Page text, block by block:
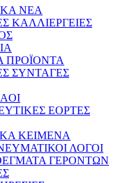
ΝΕΑ
ΚΑΛΛΙΕΡΓΕΙΕΣ
ΠΡΟΪΟΝΤΑ
ΣΥΝΤΑΓΕΣ
ΕΟΡΤΕΣ
ΚΕΙΜΕΝΑ
ΛΟΓΟΙ
ΓΕΡΟΝΤΩΝ